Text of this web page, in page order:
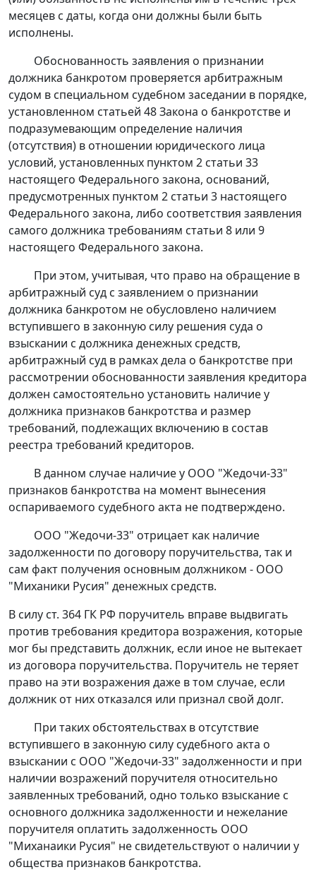
месяцев с даты, когда они должны были быть
исполнены.
Обоснованность заявления о признании
должника банкротом проверяется арбитражным
судом в специальном судебном заседании в порядке,
установленном статьей 48Закона о банкротстве и
подразумевающим определение наличия
(отсутствия) в отношении юридического лица
условий, установленных пунктом 2 статьи 33
настоящего Федерального закона, оснований,
предусмотренных пунктом 2 статьи 3 настоящего
Федерального закона, либо соответствия заявления
самого должника требованиям статьи 8 или 9
настоящего Федерального закона.
При этом, учитывая, что право на обращение в
арбитражный суд с заявлением о признании
должника банкротом не обусловлено наличием
вступившего в законную силу решения суда о
взыскании с должника денежных средств,
арбитражный суд в рамках дела о банкротстве при
рассмотрении обоснованности заявления кредитора
должен самостоятельно установить наличие у
должника признаков банкротства и размер
требований, подлежащих включению в состав
реестра требований кредиторов.
В данном случае наличие у ООО "Жедочи-33"
признаков банкротства на момент вынесения
оспариваемого судебного акта не подтверждено.
ООО "Жедочи-33" отрицает как наличие
задолженности по договору поручительства, так и
сам факт получения основным должником - ООО
"Миханики Русия" денежных средств.
В силу ст. 364 ГК РФ поручитель вправе выдвигать
против требования кредитора возражения, которые
мог бы представить должник, если иное не вытекает
из договора поручительства. Поручитель не теряет
право на эти возражения даже в том случае, если
должник от них отказался или признал свой долг.
При таких обстоятельствах в отсутствие
вступившего в законную силу судебного акта о
взыскании с ООО "Жедочи-33" задолженности и при
наличии возражений поручителя относительно
заявленных требований, одно только взыскание с
основного должника задолженности и нежелание
поручителя оплатить задолженность ООО
"Миханаики Русия" не свидетельствуют о наличии у
общества признаков банкротства.